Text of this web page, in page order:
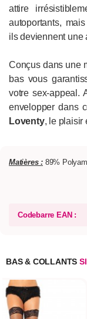
attire
autoportants,
ils deviennent une
Conçus dans une
bas vous
votre sex-appeal.
envelopper dans
Loventy, le plaisir
Matières : 89%
Codebarre EAN :
BAS & COLLANTS